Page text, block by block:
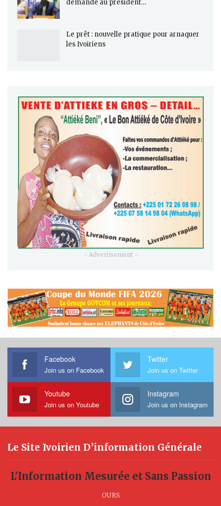
demande au président…
Le prêt : nouvelle pratique pour arnaquer
les Ivoiriens
- Advertisement -
Facebook
Join us on Facebook
Twitter
Join us on Twitter
Youtube
Join us on Youtube
Instagram
Join us on Instagram
Le Site Ivoirien D’information Générale
L'Information Mesurée et Sans Passion
OURS